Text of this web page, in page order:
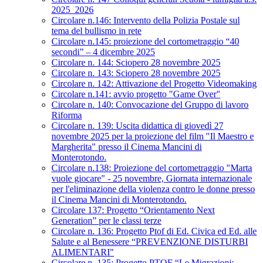
2025_2026
Circolare n.146: Intervento della Polizia Postale sul
tema del bullismo in rete
Circolare n.145: proiezione del cortometraggio “40
secondi” – 4 dicembre 2025
Circolare n. 144: Sciopero 28 novembre 2025
Circolare n. 143: Sciopero 28 novembre 2025
Circolare n. 142: Attivazione del Progetto Videomaking
Circolare n.141: avvio progetto "Game Over"
Circolare n. 140: Convocazione del Gruppo di lavoro
Riforma
Circolare n. 139: Uscita didattica di giovedì 27
novembre 2025 per la proiezione del film "Il Maestro e
Margherita" presso il Cinema Mancini di
Monterotondo.
Circolare n.138: Proiezione del cortometraggio "Marta
vuole giocare" - 25 novembre, Giornata internazionale
per l'eliminazione della violenza contro le donne presso
il Cinema Mancini di Monterotondo.
Circolare 137: Progetto “Orientamento Next
Generation” per le classi terze
Circolare n. 136: Progetto Ptof di Ed. Civica ed Ed. alle
Salute e al Benessere “PREVENZIONE DISTURBI
ALIMENTARI"